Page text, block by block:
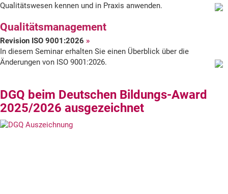
Qualitätswesen kennen und in Praxis anwenden.
Qualitätsmanagement
Revision ISO 9001:2026
In diesem Seminar erhalten Sie einen Überblick über die
Änderungen von ISO 9001:2026.
DGQ beim Deutschen Bildungs-Award
2025/2026 ausgezeichnet